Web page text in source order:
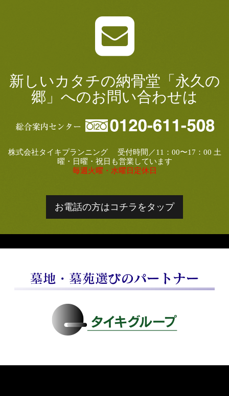
新しいカタチの納骨堂「永久の
郷」へのお問い合わせは
株式会社タイキプランニング 受付時間／11：00〜17：00 土
曜・日曜・祝日も営業しています
毎週火曜・水曜日定休日
お電話の方はコチラをタップ